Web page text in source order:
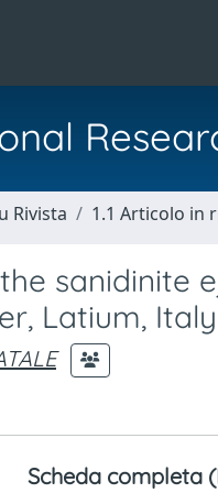
Rivista 1.1 Articolo in
Latium, Italy
Scheda completa